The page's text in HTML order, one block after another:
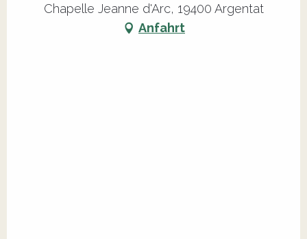
Chapelle Jeanne d'Arc, 19400 Argentat
Anfahrt